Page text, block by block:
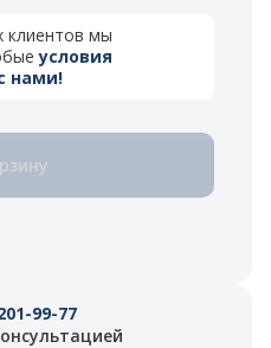
клиентов мы
условия
нами!
99-77